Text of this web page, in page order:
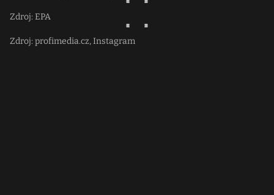
Zdroj: EPA
Zdroj: profimedia.cz, Instagram